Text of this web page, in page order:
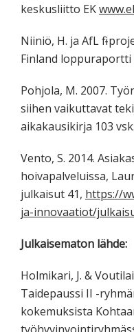
keskusliitto EK
Niiniö, H. ja AfL fi -
Finland loppuraportti
Pohjola, M. 2007.
siihen vaikuttavat
aikakausikirja 103
Vento, S. 2014.
hoivapalveluissa,
julkaisut 41, https://
ja-innovaatiot/
Julkaisematon lähde:
Holmikari, J. &
Taidepaussi II -
kokemuksista